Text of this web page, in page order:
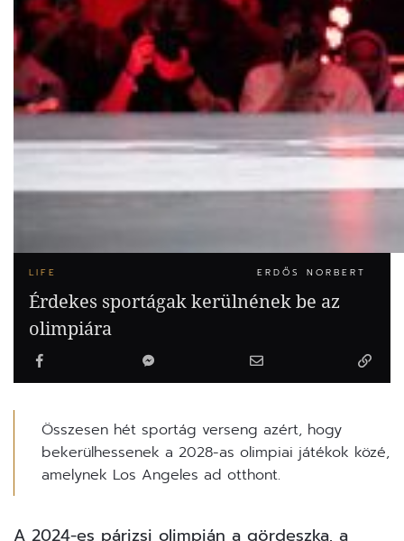
LIFE ERDŐS NORBERT
Érdekes sportágak kerülnének be az
olimpiára
Összesen hét sportág verseng azért, hogy
bekerülhessenek a 2028-as olimpiai játékok közé,
amelynek Los Angeles ad otthont.
A 2024-es párizsi olimpián a gördeszka, a